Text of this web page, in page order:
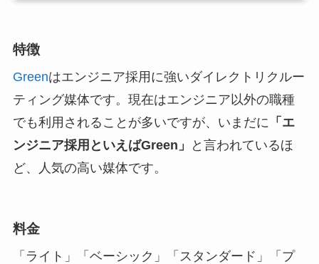
特徴
Greenはエンジニア採用に強いダイレクトリクルー
ティング媒体です。現在はエンジニア以外の職種
でも利用されることが多いですが、いまだに 「エ
ンジニア採用といえばGreen」
と言われているほ
ど、人気の高い媒体です。
料金
「ライト」「ベーシック」「スタンダード」「プ